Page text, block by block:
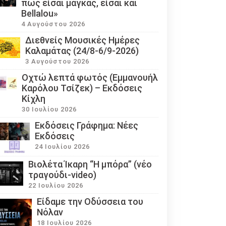
πως είσαι μάγκας, είσαι και
Bellalou»
4 Αυγούστου 2026
Διεθνείς Μουσικές Ημέρες
Καλαμάτας (24/8-6/9-2026)
3 Αυγούστου 2026
Οχτώ λεπτά φωτός (Εμμανουήλ
Καρόλου Τσίζεκ) – Εκδόσεις
Κίχλη
30 Ιουλίου 2026
Εκδόσεις Γράφημα: Νέες
Εκδόσεις
24 Ιουλίου 2026
Βιολέτα Ίκαρη “Η μπόρα” (νέο
τραγούδι-video)
22 Ιουλίου 2026
Eίδαμε την Οδύσσεια του
Νόλαν
18 Ιουλίου 2026